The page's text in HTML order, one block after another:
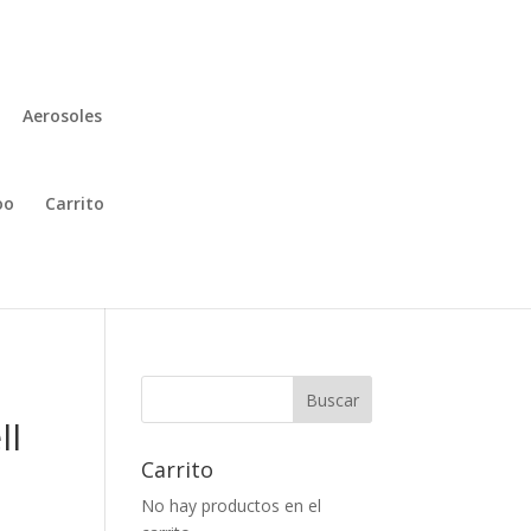
Aerosoles
Carrito
Buscar
Carrito
No hay productos en el